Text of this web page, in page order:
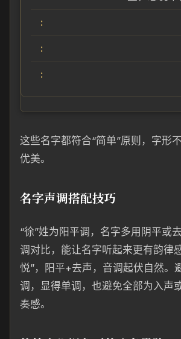
这些名字都符合“简单”原则，字形
优美。
名字声调搭配技巧
“徐”姓为阳平调，名字多用阴平或
调对比，能让名字听起来更有韵律
悦”，阳平+去声，音调起伏自然。
调，显得单调，也避免全部为入声
奏感。